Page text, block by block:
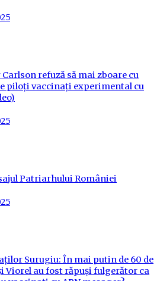
refuză să mai zboare cu
piloți vaccinați experimental cu
Patriarhului României
Surugiu: În mai putin de 60 de
Viorel au fost răpuși fulgerător ca